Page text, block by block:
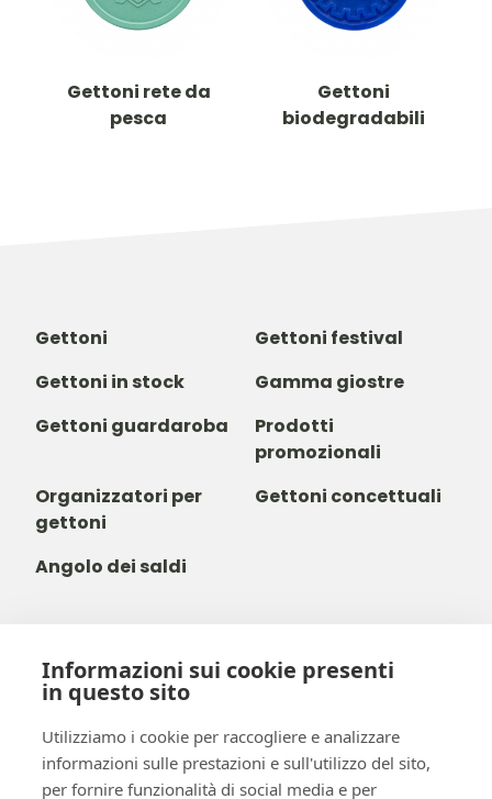
Informazioni sui cookie presenti
in questo sito
Utilizziamo i cookie per raccogliere e analizzare
informazioni sulle prestazioni e sull'utilizzo del sito,
per fornire funzionalità di social media e per
Gettoni rete da
pesca
Gettoni
biodegradabili
Gettoni
Gettoni festival
Gettoni in stock
Gamma giostre
Gettoni guardaroba
Prodotti
promozionali
Organizzatori per
gettoni
Gettoni concettuali
Angolo dei saldi
+39 03 411 680 014
info@b-token.eu